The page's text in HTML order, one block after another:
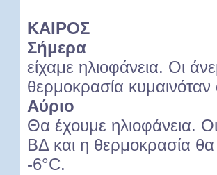
ΚΑΙΡΟΣ
Σήμερα
είχαμε ηλιοφάνεια. Οι
θερμοκρασία
Αύριο
Θα έχουμε ηλιοφάνεια.
ΒΔ και η θερμοκρασία
-6°C.